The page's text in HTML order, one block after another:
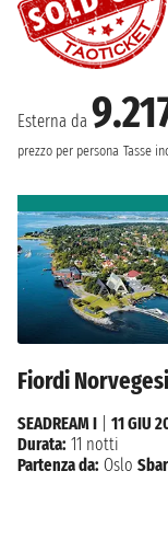
Esterna da
prezzo per persona Tasse
Fiordi
SEADREAM I
11 GIU
Durata: 11 notti
Partenza da: Oslo